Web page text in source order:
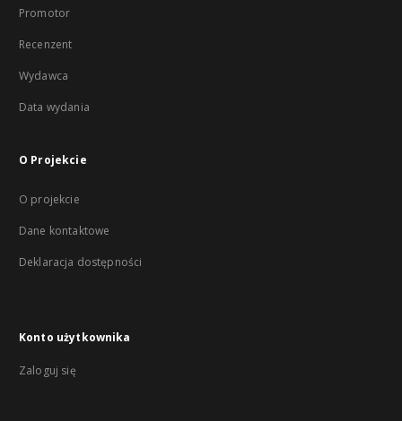
Promotor
Recenzent
Wydawca
Data wydania
O Projekcie
O projekcie
Dane kontaktowe
Deklaracja dostępności
Konto użytkownika
Zaloguj się